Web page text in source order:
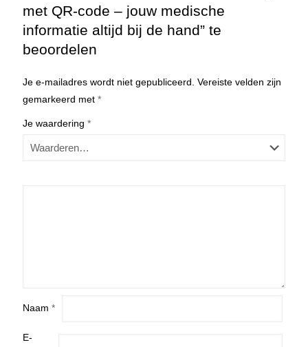
met QR-code – jouw medische
informatie altijd bij de hand” te
beoordelen
Je e-mailadres wordt niet gepubliceerd. Vereiste velden zijn
gemarkeerd met *
Je waardering *
Naam *
E-